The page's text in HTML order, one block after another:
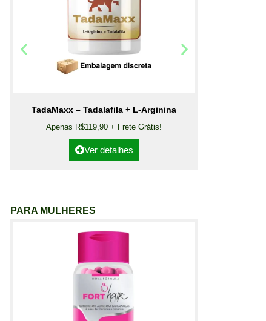
TadaMaxx – Tadalafila + L-Arginina
Apenas R$119,90 + Frete Grátis!
Ver detalhes
PARA MULHERES